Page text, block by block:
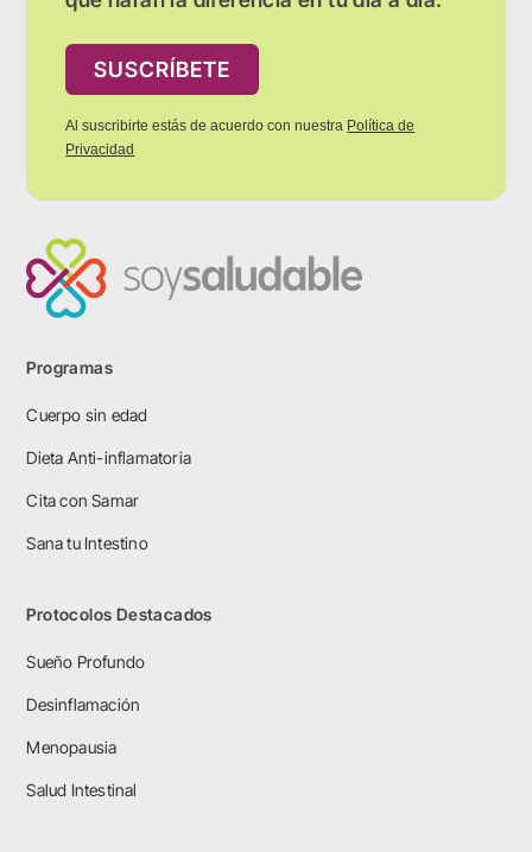
SUSCRÍBETE
Al suscribirte estás de acuerdo con nuestra Política de
Privacidad
Programas
Cuerpo sin edad
Dieta Anti-inflamatoria
Cita con Samar
Sana tu Intestino
Protocolos Destacados
Sueño Profundo
Desinflamación
Menopausia
Salud Intestinal